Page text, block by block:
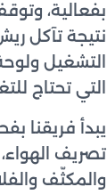
بفعالية،
نتيجة تآكل
التشغيل
التي تحتاج
يبدأ فريقنا
تصريف
والمكثّف